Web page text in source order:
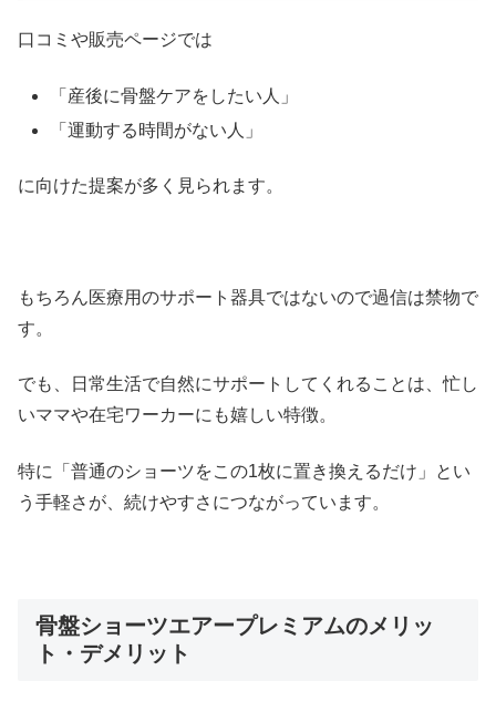
口コミや販売ページでは
「産後に骨盤ケアをしたい人」
「運動する時間がない人」
に向けた提案が多く見られます。
もちろん医療用のサポート器具ではないので過信は禁物で
す。
でも、日常生活で自然にサポートしてくれることは、忙し
いママや在宅ワーカーにも嬉しい特徴。
特に「普通のショーツをこの1枚に置き換えるだけ」とい
う手軽さが、続けやすさにつながっています。
骨盤ショーツエアープレミアムのメリッ
ト・デメリット